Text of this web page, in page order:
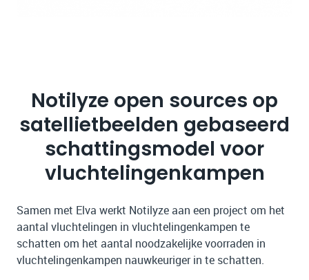
Notilyze open sources op
satellietbeelden gebaseerd
schattingsmodel voor
vluchtelingenkampen
Samen met Elva werkt Notilyze aan een project om het
aantal vluchtelingen in vluchtelingenkampen te
schatten om het aantal noodzakelijke voorraden in
vluchtelingenkampen nauwkeuriger in te schatten.